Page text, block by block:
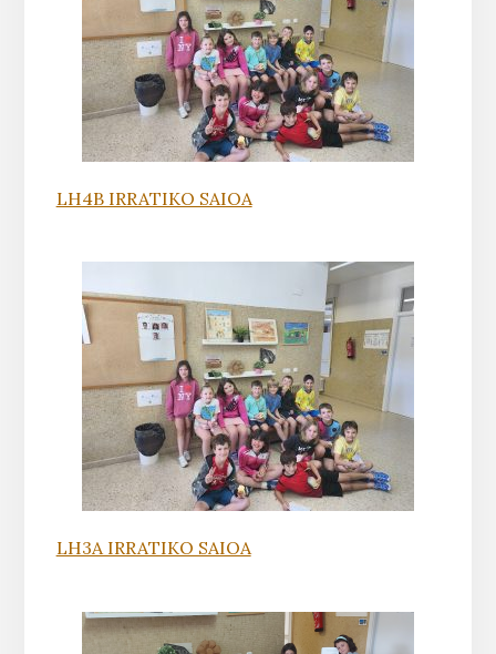
LH4B IRRATIKO SAIOA
LH3A IRRATIKO SAIOA